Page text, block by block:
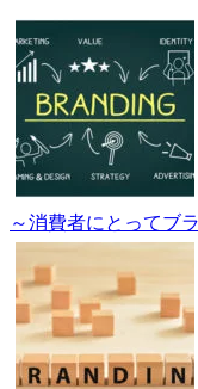
～消費者にとってブ